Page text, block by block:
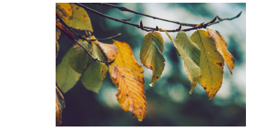
VIEW POST